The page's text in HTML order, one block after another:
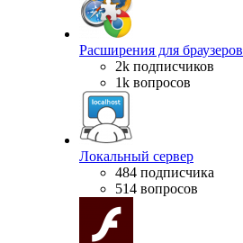
Расширения для браузеров
2k подписчиков
1k вопросов
Локальный сервер
484 подписчика
514 вопросов